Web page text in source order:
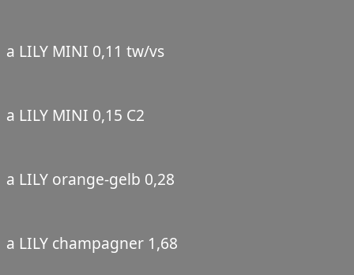
a LILY MINI 0,11 tw/vs
a LILY MINI 0,15 C2
a LILY orange-gelb 0,28
a LILY champagner 1,68